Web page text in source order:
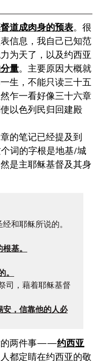
道成肉身的预表。很
信息，我自己已知范
为天了，以及约西亚
量。主要原因大概就
生，不能只读三十五
乍一看好像三十六章
以色列民归回建殿
的笔记已经提及到
词的字根是地基/城
是主耶稣基督及其身
和耶稣所说的。
基。
司，藉着耶稣基督
安，信靠他的人必
的两件事——约西亚
都定睛在约西亚的敬